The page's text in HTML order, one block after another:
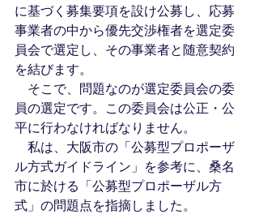
に基づく募集要項を設け公募し、応募
事業者の中から優先交渉権者を選定委
員会で選定し、その事業者と随意契約
を結びます。
そこで、問題なのが選定委員会の委
員の選定です。この委員会は公正・公
平に行わなければなりません。
私は、大阪市の「公募型プロポーザ
ル方式ガイドライン」を参考に、桑名
市に於ける「公募型プロポーザル方
式」の問題点を指摘しました。